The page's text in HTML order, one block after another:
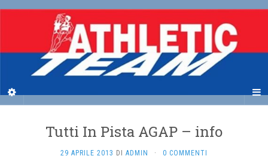
Tutti In Pista AGAP – info
29 APRILE 2013 DI ADMIN · 0 COMMENTI